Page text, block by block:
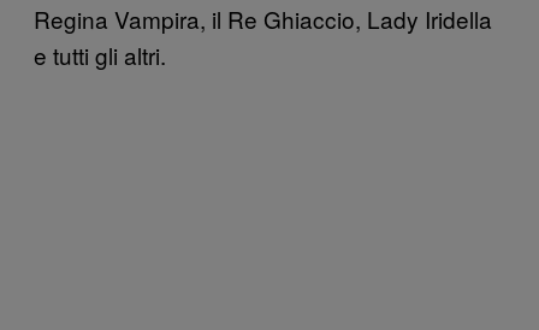
Regina Vampira, il Re Ghiaccio, Lady Iridella
e tutti gli altri.